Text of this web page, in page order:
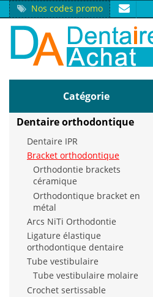
Nos codes promo
Catégorie
Dentaire orthodontique
Dentaire IPR
Bracket orthodontique
Orthodontie brackets
céramique
Orthodontique bracket en
métal
Arcs NiTi Orthodontie
Ligature élastique
orthodontique dentaire
Tube vestibulaire
Tube vestibulaire molaire
Crochet sertissable